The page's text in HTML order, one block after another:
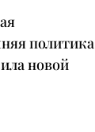
политика
новой